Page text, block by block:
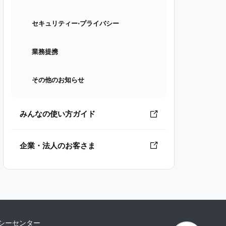
セキュリティー⋅プライバシー
業務提携
その他のお知らせ
みんなの使い方ガイド
企業・法人のお客さま
ーセンター